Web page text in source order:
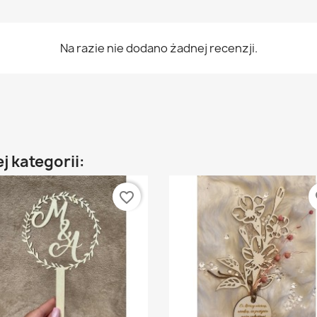
Na razie nie dodano żadnej recenzji.
kategorii:
favorite_border